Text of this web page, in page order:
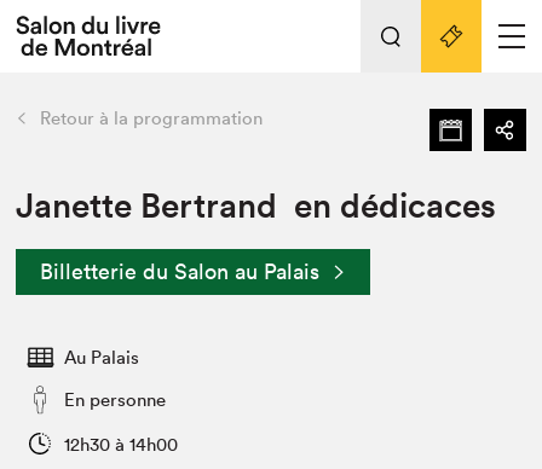
Espace exposant⋅e⋅s
L'événement
Préparer sa visite au Salon
Actualités
SLM PRO
retour Nos activités
Préparer sa visite
Salon dans la ville et en ligne
Projets partenaires
Liens pratiques
Retour à la programmation
Janette Bertrand en dédicaces
Billetterie du Salon au Palais
Au Palais
En personne
12h30 à 14h00